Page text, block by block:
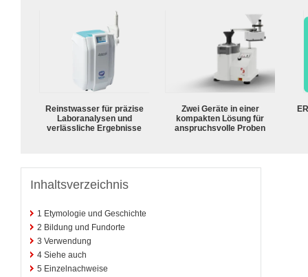
Reinstwasser für präzise
Laboranalysen und
verlässliche Ergebnisse
Zwei Geräte in einer
kompakten Lösung für
anspruchsvolle Proben
Inhaltsverzeichnis
1 Etymologie und Geschichte
2 Bildung und Fundorte
3 Verwendung
4 Siehe auch
5 Einzelnachweise